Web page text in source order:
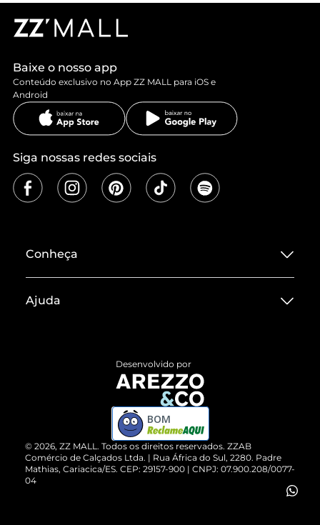
Baixe o nosso app
Conteúdo exclusivo no App ZZ MALL para iOS e
Android
Siga nossas redes sociais
Conheça
Termos de Uso
ZZ MALL é confiável
Cartão Presente
Vendas Corporativas
Ajuda
Devolução do Produto
Compre pelo WhatsApp
© 2026, ZZ MALL. Todos os direitos reservados. ZZAB
Comércio de Calçados Ltda. | Rua África do Sul, 2280. Padre
Mathias, Cariacica/ES. CEP: 29157-900 | CNPJ: 07.900.208/0077-
04
Desenvolvido por
BOM